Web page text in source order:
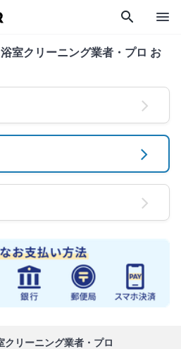
search menu
室クリーニング業者・プロ お
クリーニング業者・プロ